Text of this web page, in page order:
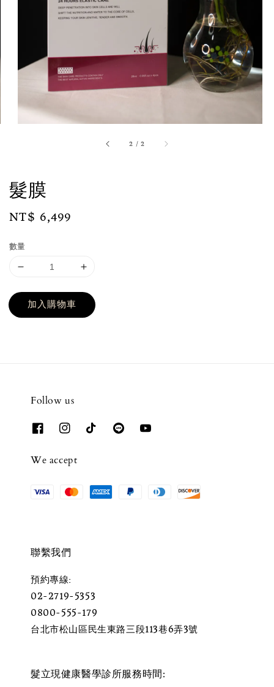
2 /2
髮膜
Regular
NT$ 6,499
數量
加入購物車
Follow us
We accept
聯繫我們
預約專線:
02-2719-5353
0800-555-179
台北市松山區民生東路三段113巷6弄3號
髮立現健康醫學診所服務時間: